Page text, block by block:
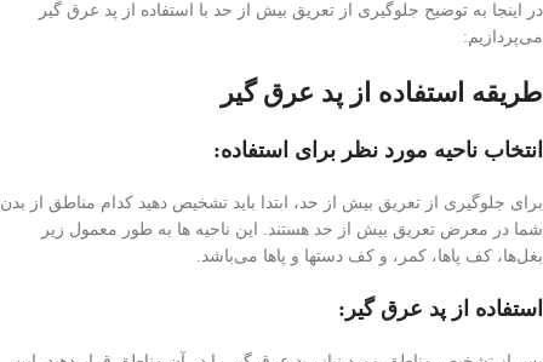
در اینجا به توضیح جلوگیری از تعریق بیش از حد با استفاده از پد عرق گیر
می‌پردازیم:
طریقه استفاده از پد عرق گیر
انتخاب ناحیه مورد نظر برای استفاده:
برای جلوگیری از تعریق بیش از حد، ابتدا باید تشخیص دهید کدام مناطق از بدن
شما در معرض تعریق بیش از حد هستند. این ناحیه ها به طور معمول زیر
بغل‌ها، کف پاها، کمر، و کف دستها و پاها می‌باشد.
استفاده از پد عرق گیر :